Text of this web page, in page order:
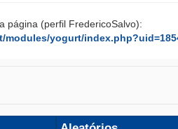
página (perfil FredericoSalvo):
modules/yogurt/